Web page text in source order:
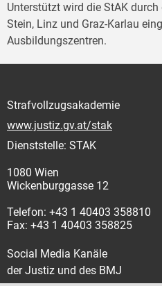
Unterstützt wird die StAK
Stein, Linz und Graz-Karlau
Ausbildungszentren.
Strafvollzugsakademie
www.justiz.gv.at/stak
Dienststelle: STAK
1080 Wien
Wickenburggasse 12
Telefon: +43 1 40403 358810
Fax: +43 1 40403 358825
Social Media Kanäle
der Justiz und des BMJ